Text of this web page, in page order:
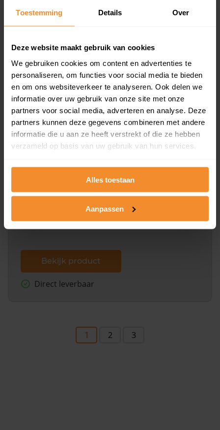
Toestemming Details Over
Deze website maakt gebruik van cookies
We gebruiken cookies om content en advertenties te
personaliseren, om functies voor social media te bieden
en om ons websiteverkeer te analyseren. Ook delen we
informatie over uw gebruik van onze site met onze
partners voor social media, adverteren en analyse. Deze
partners kunnen deze gegevens combineren met andere
informatie die u aan ze heeft verstrekt of die ze hebben
verzameld op basis van uw gebruik van hun services.
Alles toestaan
Aanpassen
Een overzicht van alle verkochte woningen (koopsom
en koopdatum) binnen een postcodegebied. Dit
Bekijk product
Direct leverbaar
Een uitgebreid overzicht van het perceel en
dit inclusief de luchtfoto!
Bekijk product
Direct leverbaar
1 2 3